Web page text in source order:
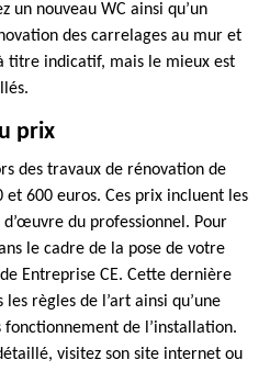
un nouveau WC ainsi qu’un
des carrelages au mur et
titre indicatif, mais le mieux est
prix
des travaux de rénovation de
600 euros. Ces prix incluent les
du professionnel. Pour
le cadre de la pose de votre
Entreprise CE. Cette dernière
règles de l’art ainsi qu’une
fonctionnement de l’installation.
visitez son site internet ou